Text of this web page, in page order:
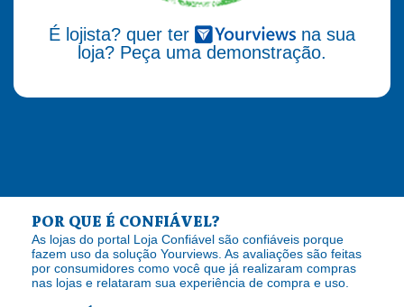
É lojista? quer ter
na sua
loja? Peça uma demonstração.
POR QUE É CONFIÁVEL?
As lojas do portal Loja Confiável são confiáveis porque
fazem uso da solução Yourviews. As avaliações são feitas
por consumidores como você que já realizaram compras
nas lojas e relataram sua experiência de compra e uso.